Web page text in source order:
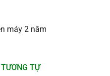
máy 2 năm
TỰ